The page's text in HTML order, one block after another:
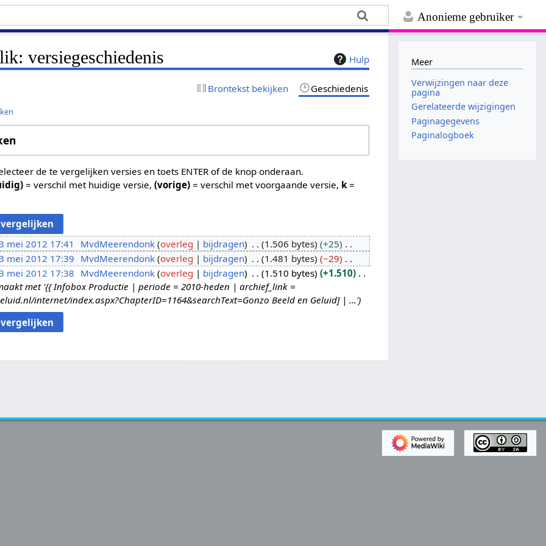
Anonieme gebruiker
Hulp
versiegeschiedenis
Brontekst bekijken Geschiedenis
de te vergelijken versies en toets ENTER of de knop onderaan.
= verschil met huidige versie,(vorige) = verschil met voorgaande versie, k =
mei 2012 17:41 MvdMeerendonk overleg bijdragen 1.506 bytes
+25
mei 2012 17:39 MvdMeerendonk overleg bijdragen 1.481 bytes
−29
mei 2012 17:38 MvdMeerendonk overleg bijdragen 1.510 bytes
+1.510
met '{{ Infobox Productie | periode = 2010-heden | archief_link =
internet/index.aspx?ChapterID=1164&searchText=Gonzo Beeld en Geluid] | ...'
Meer
Verwijzingen naar deze
pagina
Gerelateerde wijzigingen
Paginagegevens
Paginalogboek